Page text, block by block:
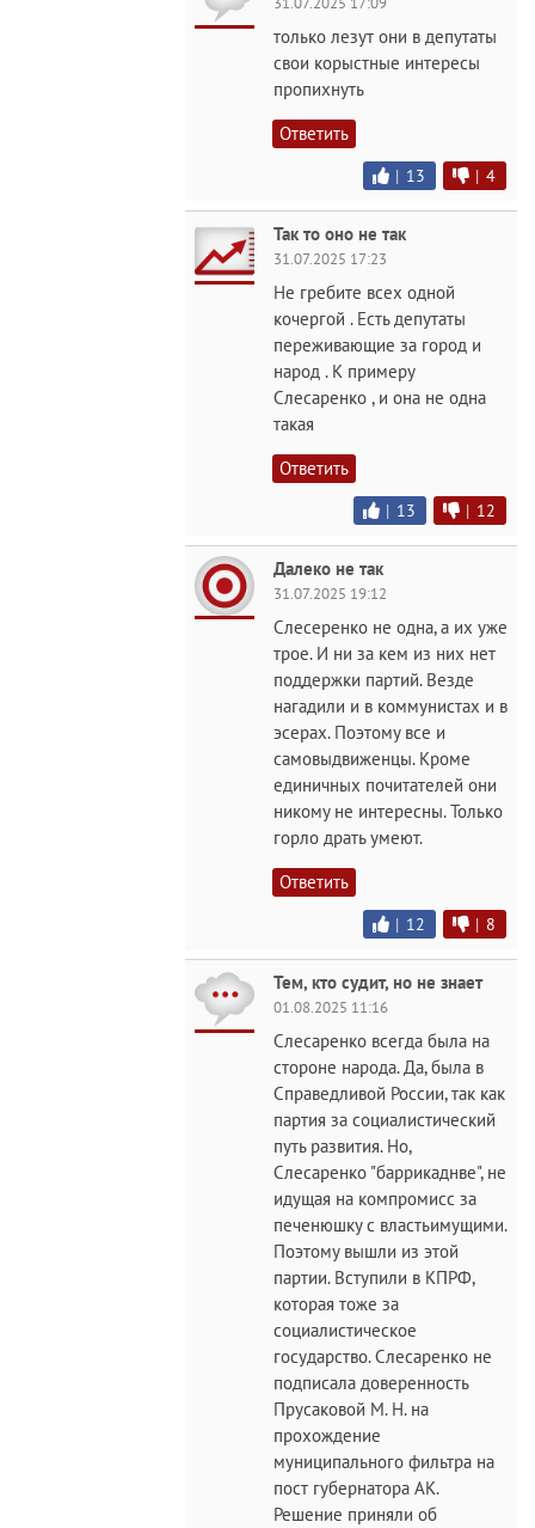
только лезут они в депутаты
свои корыстные интересы
пропихнуть
Ответить
| 13 | 4
Так то оно не так
31.07.2025 17:23
Не гребите всех одной
кочергой . Есть депутаты
переживающие за город и
народ . К примеру
Слесаренко , и она не одна
такая
Ответить
| 13 | 12
Далеко не так
31.07.2025 19:12
Слесеренко не одна, а их уже
трое. И ни за кем из них нет
поддержки партий. Везде
нагадили и в коммунистах и в
эсерах. Поэтому все и
самовыдвиженцы. Кроме
единичных почитателей они
никому не интересны. Только
горло драть умеют.
Ответить
| 12 | 8
Тем, кто судит, но не знает
01.08.2025 11:16
Слесаренко всегда была на
стороне народа. Да, была в
Справедливой России, так как
партия за социалистический
путь развития. Но,
Слесаренко "баррикаднве", не
идущая на компромисс за
печенюшку с властьимущими.
Поэтому вышли из этой
партии. Вступили в КПРФ,
которая тоже за
социалистическое
государство. Слесаренко не
подписала доверенность
Прусаковой М. Н. на
прохождение
муниципального фильтра на
пост губернатора АК.
Решение приняли об